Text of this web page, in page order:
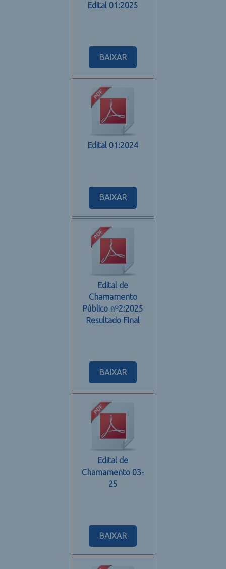
Edital 01:2025
BAIXAR
Edital 01:2024
BAIXAR
Edital de
Chamamento
Público nº2:2025
Resultado Final
BAIXAR
Edital de
Chamamento 03-
25
BAIXAR